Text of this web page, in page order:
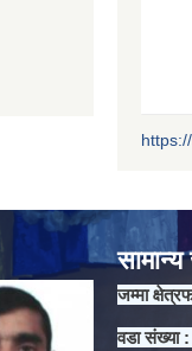
जम्मा
वडा संख्या